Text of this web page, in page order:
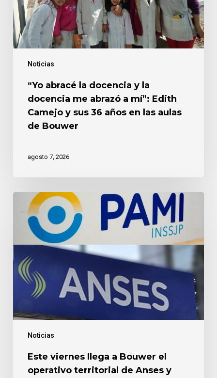
Noticias
me
abrazó
a
mí”:
Camejo
años
“Yo abracé la docencia y la
docencia me abrazó a mí”: Edith
Camejo y sus 36 años en las aulas
de Bouwer
agosto 7, 2026
Noticias
viernes
llega
Bouwer
operativo
territorial
y
trámitesEste viernes llega a Bouwer el
operativo territorial de Anses y